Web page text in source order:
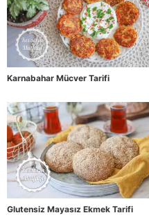
Karnabahar Mücver Tarifi
Glutensiz Mayasız Ekmek Tarifi